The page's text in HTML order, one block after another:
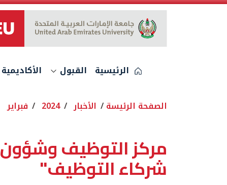
الشعار
الرئيسية القبول الأكاديمية
الصفحة الرئيسة الأخبار 2024 فبراير
مركز التوظيف وشؤون
شركاء التوظيف"